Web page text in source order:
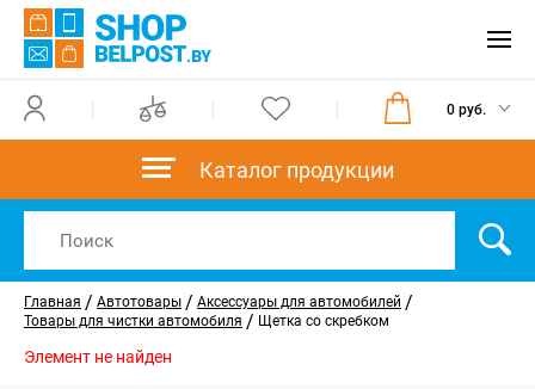
0 руб.
Каталог продукции
Главная / Автотовары / Аксессуары для автомобилей /
Товары для чистки автомобиля / Щетка со скребком
Элемент не найден